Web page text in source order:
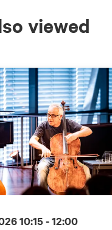
viewed
10:15 - 12:00